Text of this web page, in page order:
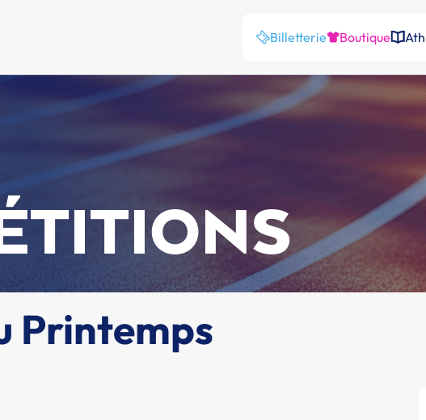
Billetterie Boutique
Printemps